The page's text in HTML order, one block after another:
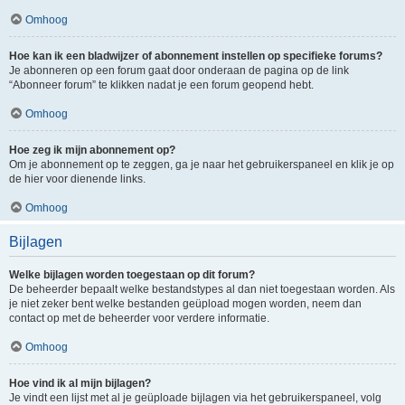
Omhoog
Hoe kan ik een bladwijzer of abonnement instellen op specifieke forums?
Je abonneren op een forum gaat door onderaan de pagina op de link
“Abonneer forum” te klikken nadat je een forum geopend hebt.
Omhoog
Hoe zeg ik mijn abonnement op?
Om je abonnement op te zeggen, ga je naar het gebruikerspaneel en klik je op
de hier voor dienende links.
Omhoog
Bijlagen
Welke bijlagen worden toegestaan op dit forum?
De beheerder bepaalt welke bestandstypes al dan niet toegestaan worden. Als
je niet zeker bent welke bestanden geüpload mogen worden, neem dan
contact op met de beheerder voor verdere informatie.
Omhoog
Hoe vind ik al mijn bijlagen?
Je vindt een lijst met al je geüploade bijlagen via het gebruikerspaneel, volg